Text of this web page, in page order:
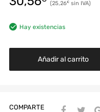
25,26€
Hay existencias
Añadir al carrito
COMPARTE